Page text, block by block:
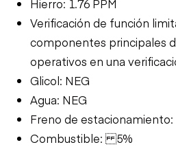
Hierro: 1.76 PPM
Verificación de función
componentes principales
operativos en una
Glicol: NEG
Agua: NEG
Freno de estacionamiento:
Combustible: 5%